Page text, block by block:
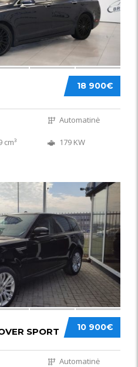
18 900€
Automatinė
cm³ 179 KW
10 900€
SPORT
Automatinė